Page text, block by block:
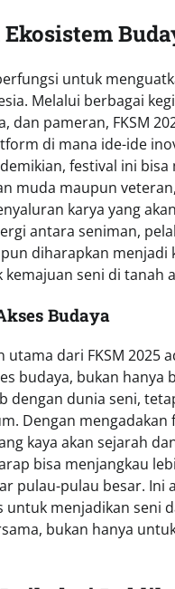
untuk
Melalui berbagai
dan pameran, FKSM
di mana ide-ide
festival ini bisa
muda maupun
karya yang
antara seniman,
diharapkan menjadi
kemajuan seni di tanah
Budaya
utama dari FKSM 2025
budaya, bukan hanya
dengan dunia seni,
Dengan mengadakan
kaya akan sejarah
bisa menjangkau
pulau-pulau besar. Ini
untuk menjadikan seni
bukan hanya